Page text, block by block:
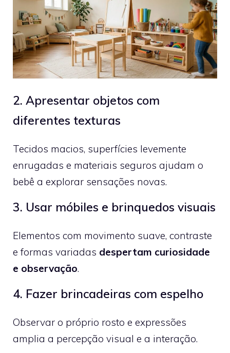
2. Apresentar objetos com
diferentes texturas
Tecidos macios, superfícies levemente
enrugadas e materiais seguros ajudam o
bebê a explorar sensações novas.
3. Usar móbiles e brinquedos visuais
Elementos com movimento suave, contraste
e formas variadas despertam curiosidade
e observação.
4. Fazer brincadeiras com espelho
Observar o próprio rosto e expressões
amplia a percepção visual e a interação.